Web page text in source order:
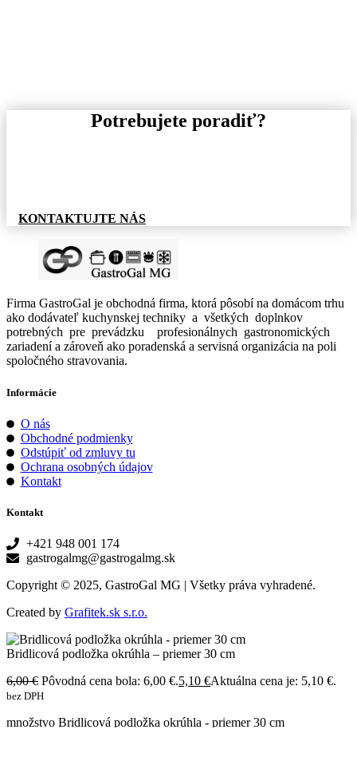
Potrebujete poradiť?
KONTAKTUJTE NÁS
Firma GastroGal je obchodná firma, ktorá pôsobí na domácom trhu
ako dodávateľ kuchynskej techniky a všetkých doplnkov
potrebných pre prevádzku profesionálnych gastronomických
zariadení a zároveň ako poradenská a servisná organizácia na poli
spoločného stravovania.
Informácie
O nás
Obchodné podmienky
Odstúpiť od zmluvy tu
Ochrana osobných údajov
Kontakt
Kontakt
+421 948 001 174
gastrogalmg@gastrogalmg.sk
Copyright © 2025, GastroGal MG | Všetky práva vyhradené.
Created by Grafitek.sk s.r.o.
Bridlicová podložka okrúhla – priemer 30 cm
6,00€ Pôvodná cena bola: 6,00 €.5,10 €Aktuálna cena je: 5,10 €.
bez DPH
množstvo Bridlicová podložka okrúhla - priemer 30 cm